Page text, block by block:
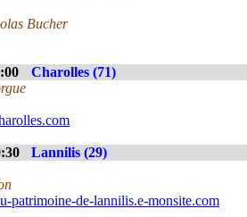
Bucher
Charolles (71)
Lannilis (29)
patrimoine-de-lannilis.e-monsite.com